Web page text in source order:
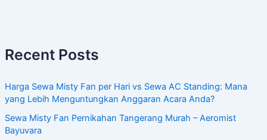
Recent Posts
Harga Sewa Misty Fan per Hari vs Sewa AC Standing: Mana
yang Lebih Menguntungkan Anggaran Acara Anda?
Sewa Misty Fan Pernikahan Tangerang Murah – Aeromist
Bayuvara